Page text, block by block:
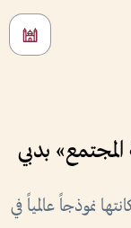
نموذجاً عالمياً في